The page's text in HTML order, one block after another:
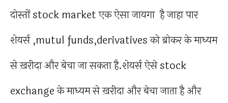
दोस्तों stock market एक ऐसा जायगा है जाहा पार
शेयर्स ,mutul funds,derivatives को ब्रोकर के माध्यम
से ख़रीदा और बेचा जा सकता है.शेयर्स ऐसे stock
exchange के माध्यम से ख़रीदा और बेचा जाता है और